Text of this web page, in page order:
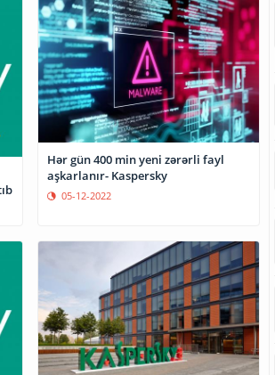
Hər gün 400 min yeni zərərli fayl
aşkarlanır- Kaspersky
05-12-2022